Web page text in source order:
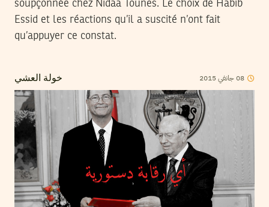
soupçonnée chez Nidaa Tounes. Le choix de Habib
Essid et les réactions qu’il a suscité n’ont fait
qu’appuyer ce constat.
خولة العشي 08جانفي 2015